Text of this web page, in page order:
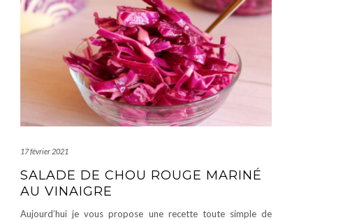
17 février 2021
SALADE DE CHOU ROUGE MARINÉ
AU VINAIGRE
Aujourd’hui je vous propose une recette toute simple de